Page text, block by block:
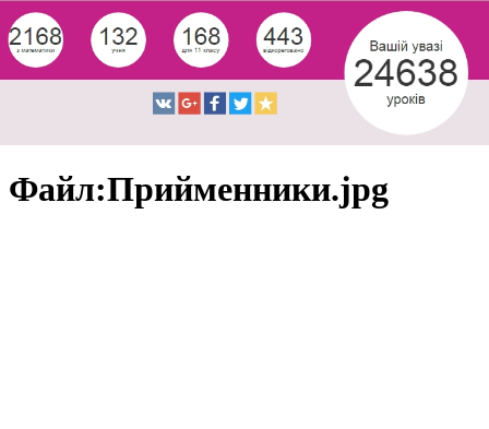
Файл:Прийменники.jpg